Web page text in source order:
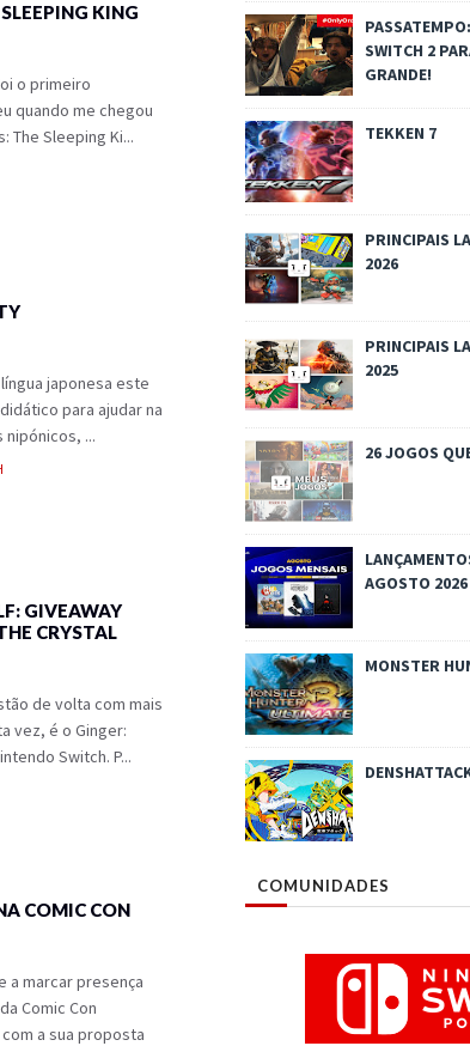
KING
o primeiro
quando me chegou
The Sleeping Ki...
japonesa este
para ajudar na
...
GIVEAWAY
CRYSTAL
de volta com mais
vez, é o Ginger:
Switch. P...
COMIC CON
a marcar presença
Comic Con
a sua proposta
SWITCH 2
GRANDE!
TEKKEN 7
PRINCIPAIS
2026
PRINCIPAIS
2025
26 JOGOS
AGOSTO 2026
MONSTER
COMUNIDADES